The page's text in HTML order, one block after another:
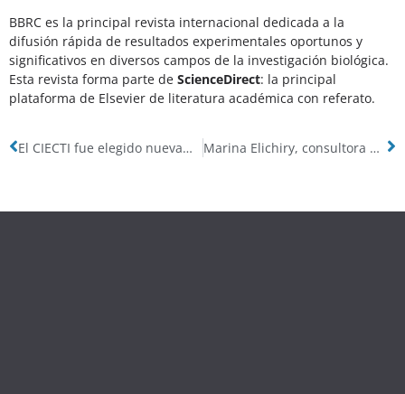
BBRC es la principal revista internacional dedicada a la
difusión rápida de resultados experimentales oportunos y
significativos en diversos campos de la investigación biológica.
Esta revista forma parte de ScienceDirect: la principal
plataforma de Elsevier de literatura académica con referato.
El CIECTI fue elegido nuevamente entre varios proyectos de América Latina por el CLIAS – Centro de Inteligencia Artificial y Salud para América Latina y El Caribe- en la Convocatoria 2024 Marina Elichiry, consultora médica del Proyecto ARPHAI fue seleccionada en la convocatoria 2024 de Young Physician Leaders en Berlín